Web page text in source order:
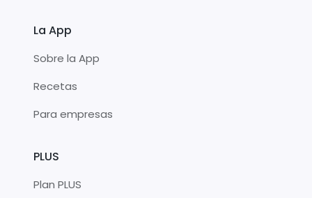
La App
Sobre la App
Recetas
Para empresas
PLUS
Plan PLUS